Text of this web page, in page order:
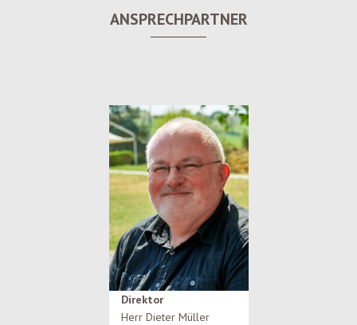
ANSPRECHPARTNER
Direktor
Herr Dieter Müller